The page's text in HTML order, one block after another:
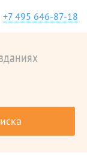
+7 495 646-87-18